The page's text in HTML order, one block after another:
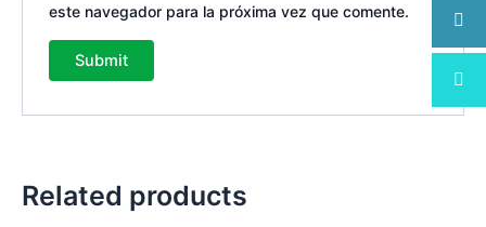
este navegador para la próxima vez que comente.
Related products